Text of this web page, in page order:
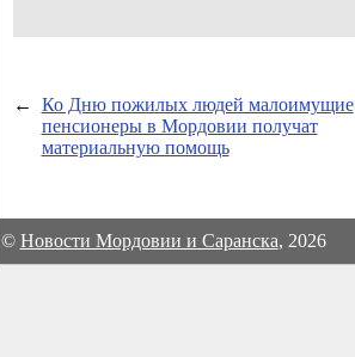
←
Ко Дню пожилых людей малоимущие
пенсионеры в Мордовии получат
материальную помощь
© Новости Мордовии и Саранска, 2026